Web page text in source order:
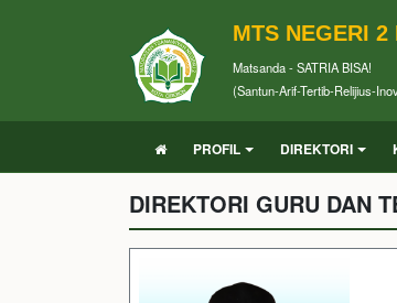
MTS NEGERI 2
Matsanda - SATRIA BISA!
(Santun-Arif-Tertib-Relijius-
PROFIL DIREKTORI
DIREKTORI GURU DAN